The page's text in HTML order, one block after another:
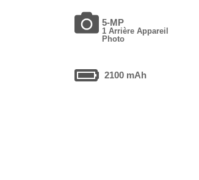
5-MP
1 Arrière Appareil
Photo
2100 mAh